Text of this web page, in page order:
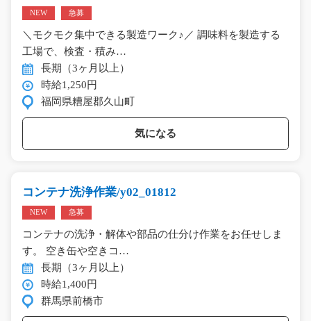
NEW 急募
＼モクモク集中できる製造ワーク♪／ 調味料を製造する
工場で、検査・積み…
長期（3ヶ月以上）
時給1,250円
福岡県糟屋郡久山町
気になる
コンテナ洗浄作業/y02_01812
NEW 急募
コンテナの洗浄・解体や部品の仕分け作業をお任せしま
す。 空き缶や空きコ…
長期（3ヶ月以上）
時給1,400円
群馬県前橋市